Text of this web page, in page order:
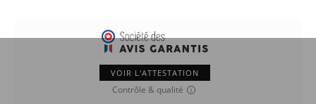
VOIR L'ATTESTATION
Contrôle & qualité